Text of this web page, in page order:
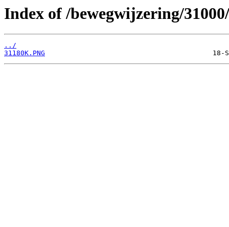
Index of /bewegwijzering/
../
31180K.PNG